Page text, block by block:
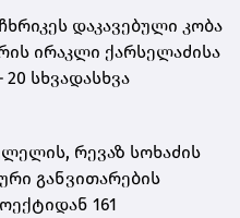
დაკავებული კობა
ირაკლი ქარსელაძისა
სხვადასხვა
რევაზ სოხაძის
განვითარების
161